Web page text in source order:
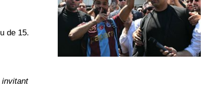
de 15.
invitant